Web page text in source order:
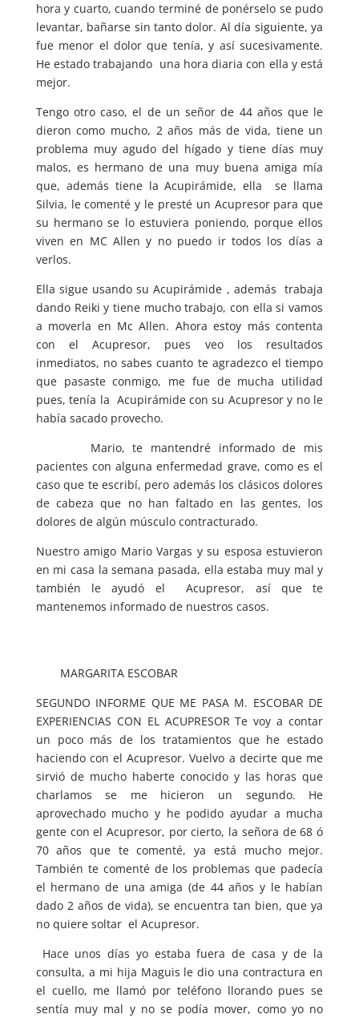
hora y cuarto, cuando terminé de ponérselo se pudo
levantar, bañarse sin tanto dolor. Al día siguiente, ya
fue menor el dolor que tenía, y así sucesivamente.
He estado trabajando una hora diaria con ella y está
mejor.
Tengo otro caso, el de un señor de 44 años que le
dieron como mucho, 2 años más de vida, tiene un
problema muy agudo del hígado y tiene días muy
malos, es hermano de una muy buena amiga mía
que, además tiene la Acupirámide, ella se llama
Silvia, le comenté y le presté un Acupresor para que
su hermano se lo estuviera poniendo, porque ellos
viven en MC Allen y no puedo ir todos los días a
verlos.
Ella sigue usando su Acupirámide , además trabaja
dando Reiki y tiene mucho trabajo, con ella si vamos
a moverla en Mc Allen. Ahora estoy más contenta
con el Acupresor, pues veo los resultados
inmediatos, no sabes cuanto te agradezco el tiempo
que pasaste conmigo, me fue de mucha utilidad
pues, tenía la Acupirámide con su Acupresor y no le
había sacado provecho.
Mario, te mantendré informado de mis
pacientes con alguna enfermedad grave, como es el
caso que te escribí, pero además los clásicos dolores
de cabeza que no han faltado en las gentes, los
dolores de algún músculo contracturado.
Nuestro amigo Mario Vargas y su esposa estuvieron
en mi casa la semana pasada, ella estaba muy mal y
también le ayudó el Acupresor, así que te
mantenemos informado de nuestros casos.
MARGARITA ESCOBAR
SEGUNDO INFORME QUE ME PASA M. ESCOBAR DE
EXPERIENCIAS CON EL ACUPRESOR Te voy a contar
un poco más de los tratamientos que he estado
haciendo con el Acupresor. Vuelvo a decirte que me
sirvió de mucho haberte conocido y las horas que
charlamos se me hicieron un segundo. He
aprovechado mucho y he podido ayudar a mucha
gente con el Acupresor, por cierto, la señora de 68 ó
70 años que te comenté, ya está mucho mejor.
También te comenté de los problemas que padecía
el hermano de una amiga (de 44 años y le habían
dado 2 años de vida), se encuentra tan bien, que ya
no quiere soltar el Acupresor.
Hace unos días yo estaba fuera de casa y de la
consulta, a mi hija Maguis le dio una contractura en
el cuello, me llamó por teléfono llorando pues se
sentía muy mal y no se podía mover, como yo no